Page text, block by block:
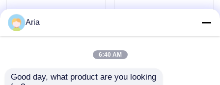
Neuigkeiten
Bitte um ein Angebot
Pneumatische Rohrverbindungen
Aria
6:40 AM
Good day, what product are you looking